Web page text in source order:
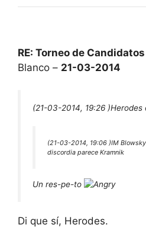
RE: Torneo de
Blanco – 21-03-2014
(21-03-2014, 19:26 )Herodes
(21-03-2014, 19:06 )IM
discordia parece Kramnik
Un res-pe-to
Di que sí, Herodes.